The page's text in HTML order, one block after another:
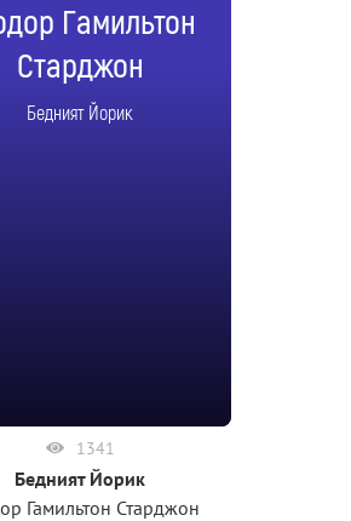
Гамильтон
Старджон
Бедният Йорик
1341
Бедният Йорик
Гамильтон Старджон